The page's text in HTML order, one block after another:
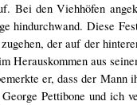
Bei den Viehhöfen
hindurchwand. Diese
der auf der
Herauskommen aus
er, dass der
Pettibone und